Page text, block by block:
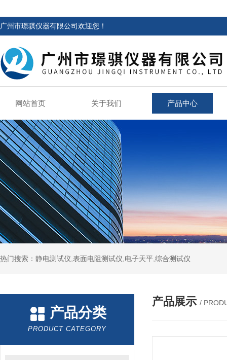
广州市璟骐仪器有限公司欢迎您！
网站首页 关于我们 产品中心
热门搜索：静电测试仪,表面电阻测试仪,电子天平,综合测试仪
产品分类
PRODUCT CATEGORY
产品展示 /